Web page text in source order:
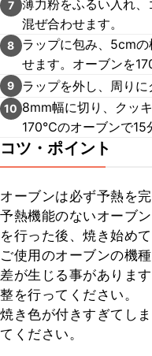
7 薄力粉をふるい入れ
混ぜ合わせます。
8
ラップに包み、5cm
せます。オーブンを
9 ラップを外し、周りに
10 8mm幅に切り、クッ
170℃のオーブンで15
コツ・ポイント
オーブンは必ず予熱を
予熱機能のないオーブ
を行った後、焼き始めて
ご使用のオーブンの機
差が生じる事がありま
整を行ってください。
焼き色が付きすぎてし
てください。